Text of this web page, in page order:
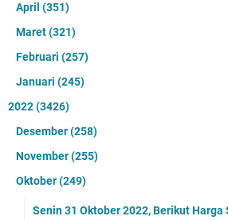
April (351)
Maret(321)
Februari (257)
Januari (245)
2022(3426)
Desember(258)
November(255)
Oktober(249)
Senin 31 Oktober 2022, Berikut Harga